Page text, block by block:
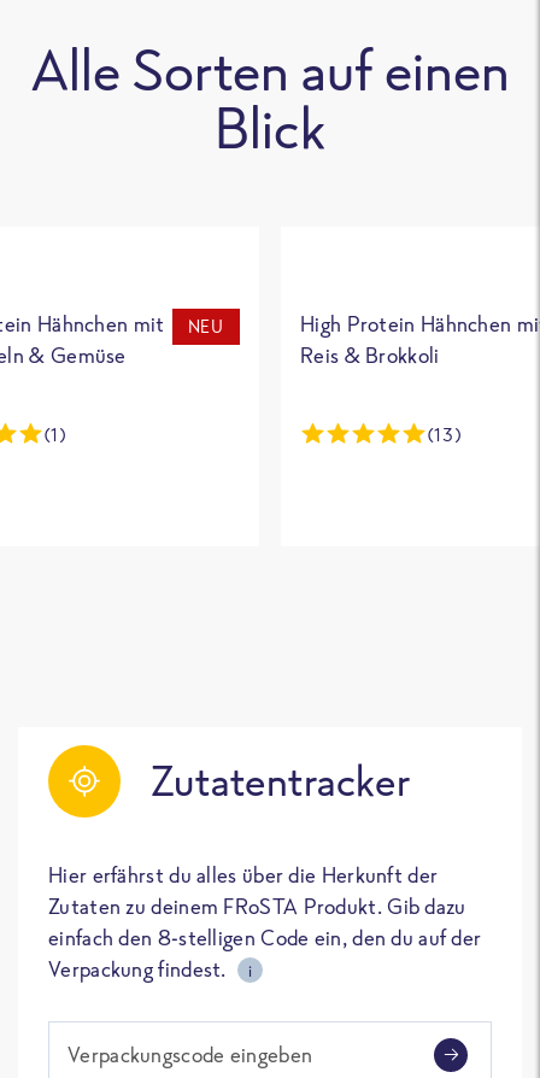
Alle Sorten auf einen
Blick
Hähnchen mit
& Gemüse
NEU
(1)
High Protein Hähnchen
Reis & Brokkoli
(13)
Zutatentracker
Hier erfährst du alles über die Herkunft der
Zutaten zu deinem FRoSTA Produkt. Gib dazu
einfach den 8-stelligen Code ein, den du auf der
Verpackung findest.
i
Verpackungscode eingeben